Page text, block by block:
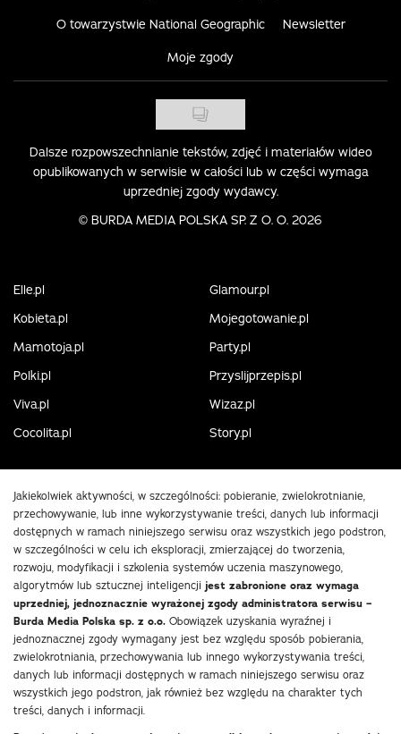
O towarzystwie National Geographic Newsletter
Moje zgody
Dalsze rozpowszechnianie tekstów, zdjęć i materiałów wideo
opublikowanych w serwisie w całości lub w części wymaga
uprzedniej zgody wydawcy.
© BURDA MEDIA POLSKA SP. Z O. O. 2026
Elle.pl
Glamour.pl
Kobieta.pl
Mojegotowanie.pl
Mamotoja.pl
Party.pl
Polki.pl
Przyslijprzepis.pl
Viva.pl
Wizaz.pl
Cocolita.pl
Story.pl
Jakiekolwiek aktywności, w szczególności: pobieranie, zwielokrotnianie,
przechowywanie, lub inne wykorzystywanie treści, danych lub informacji
dostępnych w ramach niniejszego serwisu oraz wszystkich jego podstron,
w szczególności w celu ich eksploracji, zmierzającej do tworzenia,
rozwoju, modyfikacji i szkolenia systemów uczenia maszynowego,
algorytmów lub sztucznej inteligencji jest zabronione oraz wymaga
uprzedniej, jednoznacznie wyrażonej zgody administratora serwisu –
Burda Media Polska sp. z o.o. Obowiązek uzyskania wyraźnej i
jednoznacznej zgody wymagany jest bez względu sposób pobierania,
zwielokrotniania, przechowywania lub innego wykorzystywania treści,
danych lub informacji dostępnych w ramach niniejszego serwisu oraz
wszystkich jego podstron, jak również bez względu na charakter tych
treści, danych i informacji.